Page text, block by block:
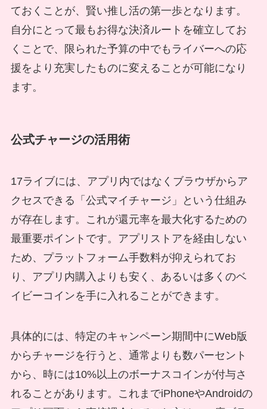
ておくことが、賢い推し活の第一歩となります。
自分にとって最もお得な決済ルートを確立してお
くことで、限られた予算の中でもライバーへの応
援をより充実したものに変えることが可能になり
ます。
公式チャージの活用術
17ライブには、アプリ内ではなくブラウザからア
クセスできる「公式マイチャージ」という仕組み
が存在します。これが還元率を最大化するための
最重要ポイントです。アプリストアを経由しない
ため、プラットフォーム手数料が抑えられてお
り、アプリ内購入よりも安く、あるいは多くのベ
イビーコインを手に入れることができます。
具体的には、特定のキャンペーン期間中にWeb版
からチャージを行うと、通常よりも数パーセント
から、時には10%以上のボーナスコインが付与さ
れることがあります。これまでiPhoneやAndroidの